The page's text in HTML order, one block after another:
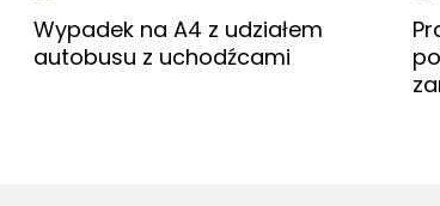
Wypadek na A4 z udziałem
autobusu z uchodźcami